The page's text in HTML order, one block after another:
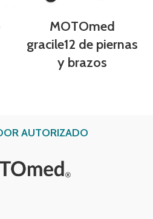
MOTOmed
gracile12 de piernas
y brazos
AUTORIZADO